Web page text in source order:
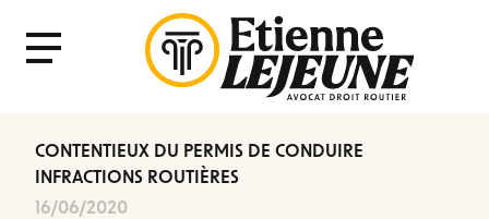
Menu
CONTENTIEUX DU PERMIS DE CONDUIRE
INFRACTIONS ROUTIÈRES
16/06/2020
Fermer